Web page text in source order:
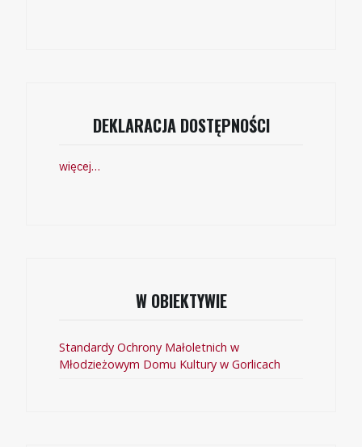
DEKLARACJA DOSTĘPNOŚCI
więcej…
W OBIEKTYWIE
Standardy Ochrony Małoletnich w
Młodzieżowym Domu Kultury w Gorlicach